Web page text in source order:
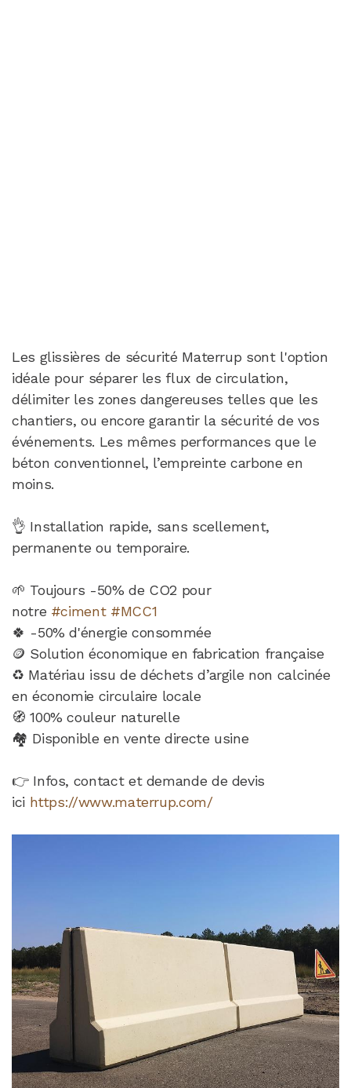
Les glissières de sécurité Materrup sont l'option
idéale pour séparer les flux de circulation,
délimiter les zones dangereuses telles que les
chantiers, ou encore garantir la sécurité de vos
événements. Les mêmes performances que le
béton conventionnel, l’empreinte carbone en
moins.
👌 Installation rapide, sans scellement,
permanente ou temporaire.
🌱 Toujours -50% de CO2 pour
notre #ciment #MCC1
🍀 -50% d'énergie consommée
🪙 Solution économique en fabrication française
♻️ Matériau issu de déchets d’argile non calcinée
en économie circulaire locale
🧭 100% couleur naturelle
🏘️ Disponible en vente directe usine
👉 Infos, contact et demande de devis
ici https://www.materrup.com/